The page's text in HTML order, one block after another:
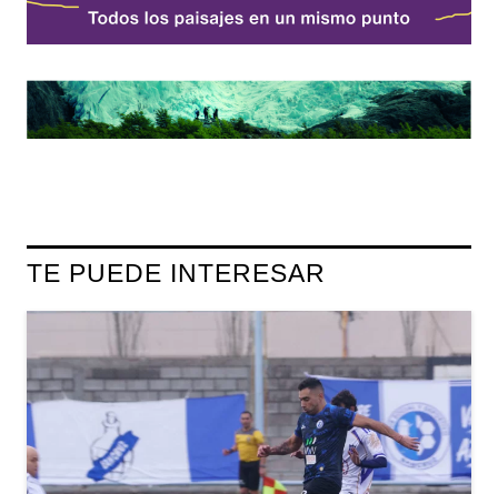
TE PUEDE INTERESAR